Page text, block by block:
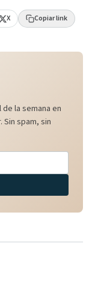
X Copiar link
la semana en
Sin spam, sin